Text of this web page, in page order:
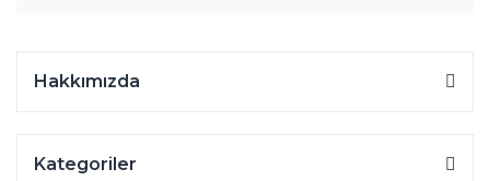
Hakkımızda
Kategoriler